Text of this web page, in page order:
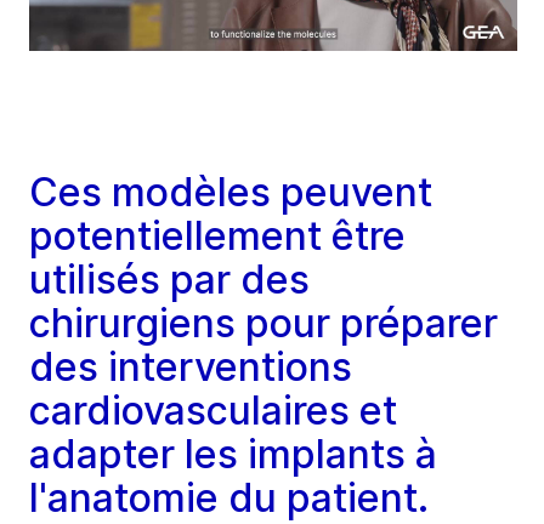
Ces modèles peuvent
potentiellement être
utilisés par des
chirurgiens pour préparer
des interventions
cardiovasculaires et
adapter les implants à
l'anatomie du patient.